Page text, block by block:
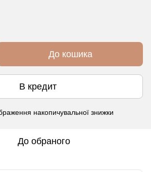
До кошика
В кредит
накопичувальної знижки
До обраного